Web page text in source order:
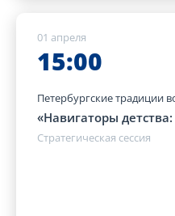
01 апреля
15:00
Петербургские традиции
«Навигаторы
Стратегическая сессия